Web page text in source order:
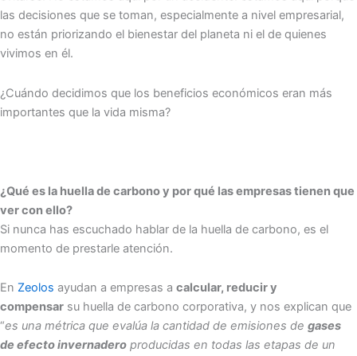
las decisiones que se toman, especialmente a nivel empresarial,
no están priorizando el bienestar del planeta ni el de quienes
vivimos en él.
¿Cuándo decidimos que los beneficios económicos eran más
importantes que la vida misma?
¿Qué es la huella de carbono y por qué las empresas tienen que
ver con ello?
Si nunca has escuchado hablar de la huella de carbono, es el
momento de prestarle atención.
En Zeolos ayudan a empresas a calcular, reducir y
compensar su huella de carbono corporativa, y nos explican que
“es una métrica que evalúa la cantidad de emisiones de gases
de efecto invernadero producidas en todas las etapas de un